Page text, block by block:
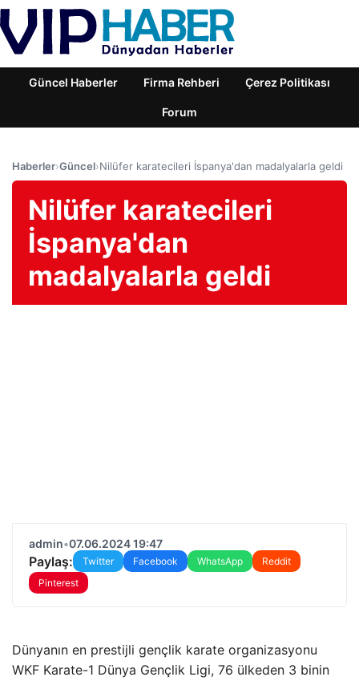
Güncel Haberler Firma Rehberi Çerez Politikası
Forum
Haberler›Güncel›Nilüfer karatecileri İspanya'dan madalyalarla geldi
Nilüfer karatecileri
İspanya'dan
madalyalarla geldi
admin•07.06.2024 19:47
Paylaş: Twitter Facebook WhatsApp
Reddit
Pinterest
Dünyanın en prestijli gençlik karate organizasyonu
WKF Karate-1 Dünya Gençlik Ligi, 76 ülkeden 3 binin